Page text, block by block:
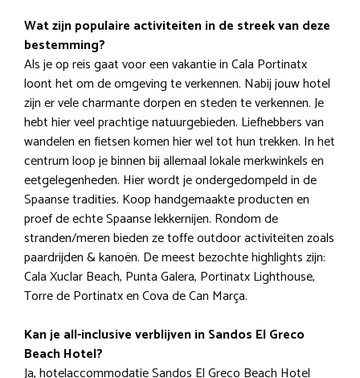
Wat zijn populaire activiteiten in de streek van deze
bestemming?
Als je op reis gaat voor een vakantie in Cala Portinatx
loont het om de omgeving te verkennen. Nabij jouw hotel
zijn er vele charmante dorpen en steden te verkennen. Je
hebt hier veel prachtige natuurgebieden. Liefhebbers van
wandelen en fietsen komen hier wel tot hun trekken. In het
centrum loop je binnen bij allemaal lokale merkwinkels en
eetgelegenheden. Hier wordt je ondergedompeld in de
Spaanse tradities. Koop handgemaakte producten en
proef de echte Spaanse lekkernijen. Rondom de
stranden/meren bieden ze toffe outdoor activiteiten zoals
paardrijden & kanoën. De meest bezochte highlights zijn:
Cala Xuclar Beach, Punta Galera, Portinatx Lighthouse,
Torre de Portinatx en Cova de Can Marça.
Kan je all-inclusive verblijven in Sandos El Greco
Beach Hotel?